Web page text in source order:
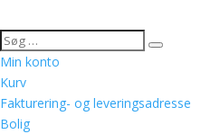
Min konto
Kurv
Fakturering- og leveringsadresse
Bolig